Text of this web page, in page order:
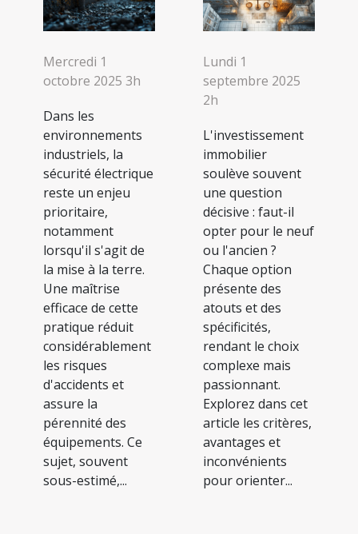
Mercredi 1
octobre 2025 3h
Dans les
environnements
industriels, la
sécurité électrique
reste un enjeu
prioritaire,
notamment
lorsqu'il s'agit de
la mise à la terre.
Une maîtrise
efficace de cette
pratique réduit
considérablement
les risques
d'accidents et
assure la
pérennité des
équipements. Ce
sujet, souvent
sous-estimé,...
Lundi 1
septembre 2025
2h
L'investissement
immobilier
soulève souvent
une question
décisive : faut-il
opter pour le neuf
ou l'ancien ?
Chaque option
présente des
atouts et des
spécificités,
rendant le choix
complexe mais
passionnant.
Explorez dans cet
article les critères,
avantages et
inconvénients
pour orienter...